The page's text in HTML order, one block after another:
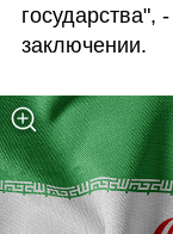
государства",
заключении.